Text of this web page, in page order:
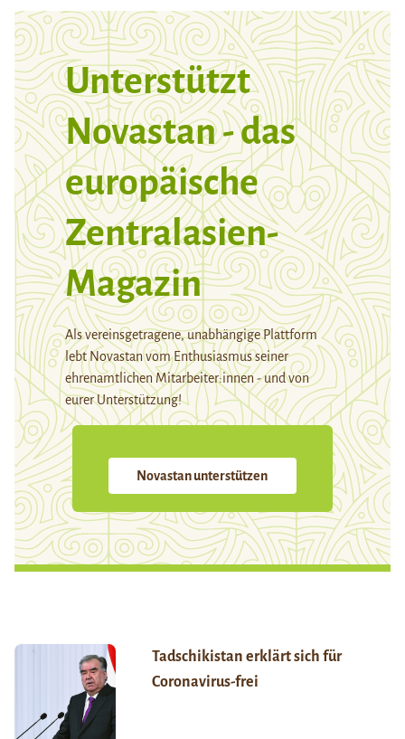
Unterstützt
Novastan - das
europäische
Zentralasien-
Magazin
Als vereinsgetragene, unabhängige Plattform
lebt Novastan vom Enthusiasmus seiner
ehrenamtlichen Mitarbeiter:innen - und von
eurer Unterstützung!
Novastan unterstützen
Tadschikistan erklärt sich für
Coronavirus-frei